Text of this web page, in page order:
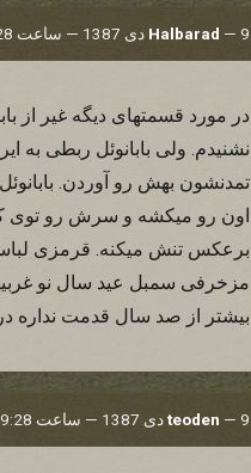
Halbarad — 9 دی 1387 — ساعت 19:28
در مورد قسمتهای دیگه غیر از
نشنیدم. ولی بابانوئل ربطی به
تمدنشون بهش رو آوردن.
اون رو میکشه و سرش رو توی
برعکس تنش میکنه. قرمزی
مزخرفی سمبل عید سال نو
بیشتر از صد سال قدمت نداره
teoden — 9 دی 1387 — ساعت 19:28